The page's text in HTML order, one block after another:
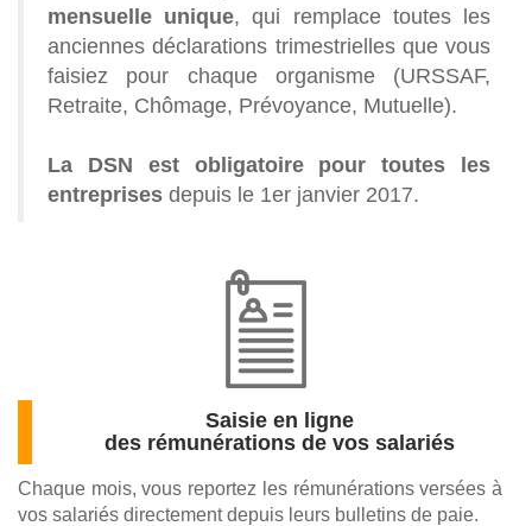
mensuelle unique, qui remplace toutes les
anciennes déclarations trimestrielles que vous
faisiez pour chaque organisme (URSSAF,
Retraite, Chômage, Prévoyance, Mutuelle).
La DSN est obligatoire pour toutes les
entreprises depuis le 1er janvier 2017.
Saisie en ligne
des rémunérations de vos salariés
Chaque mois, vous reportez les rémunérations versées à
vos salariés directement depuis leurs bulletins de paie.